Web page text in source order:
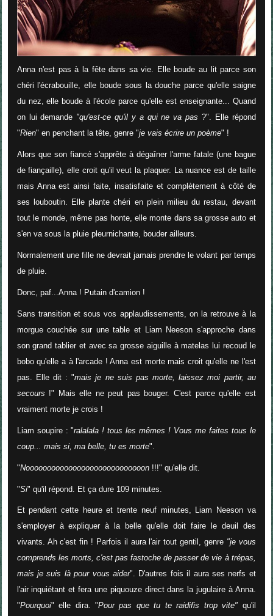
Anna n'est pas à la fête dans sa vie. Elle boude au lit parce son
chéri l'écrabouille, elle boude sous la douche parce qu'elle saigne
du nez, elle boude à l'école parce qu'elle est enseignante... Quand
on lui demande "qu'est-ce qu'il y a qui ne va pas ?". Elle répond
"Rien" en penchant la tête, genre "je vais écrire un poème" !
Alors que son fiancé s'apprête à dégaîner l'arme fatale (une bague
de fiançaille), elle croit qu'il veut la plaquer. La nuance est de taille
mais Anna est ainsi faite, insatisfaite et complètement à côté de
ses louboutin. Elle plante chéri en plein milieu du restau, devant
tout le monde, même pas honte, elle monte dans sa grosse auto et
s'en va sous la pluie pleurnichante, bouder ailleurs.
Normalement une fille ne devrait jamais prendre le volant par temps
de pluie.
Donc, paf...Anna ! Putain d'camion !
Sans transition et sous vos applaudissements, on la retrouve à la
morgue couchée sur une table et Liam Neeson s'approche dans
son grand tablier et avec sa grosse aiguille à matelas lui recoud le
bobo qu'elle a à l'arcade ! Anna est morte mais croit qu'elle ne l'est
pas. Elle dit : "mais je ne suis pas morte, laissez moi partir, au
secours !" Mais elle ne peut pas bouger. C'est parce qu'elle est
vraiment morte je crois !
Liam soupire : "ralalala ! tous les mêmes ! Vous me faites tous le
coup... mais si, ma belle, tu es morte".
"Noooooooooooooooooooooooooooon!!!" qu'elle dit.
"Si" qu'il répond. Et ça dure 109 minutes.
Et pendant cette heure et trente neuf minutes, Liam Neeson va
s'employer à expliquer à la belle qu'elle doit faire le deuil des
vivants. Ah c'est fin ! Parfois il aura l'air tout gentil, genre "je vous
comprends les morts, c'est pas fastoche de passer de vie à trépas,
mais je suis là pour vous aider". D'autres fois il aura ses nerfs et
l'air inquiétant et fera une piquouze direct dans la jugulaire à Anna.
"Pourquoi" elle dira. "Pour pas que tu te raidifis trop vite" qu'il